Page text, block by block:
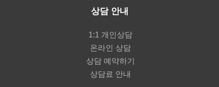
상담 안내
1:1 개인상담
온라인 상담
상담 예약하기
상담료 안내